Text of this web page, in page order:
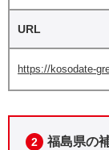
URL
https://kosodate-
2 福島県の